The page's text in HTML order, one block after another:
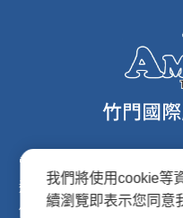
電子信箱
連絡電話: (02)2876-2691
傳真專線: (02)2876-2692
我們將使用cookie等
續瀏覽即表示您同意